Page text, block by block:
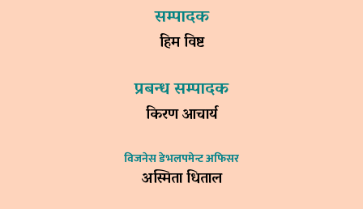
सम्पादक
हिम विष्ट
प्रबन्ध सम्पादक
किरण आचार्य
विजनेस डेभलपमेन्ट अफिसर
अस्मिता धिताल